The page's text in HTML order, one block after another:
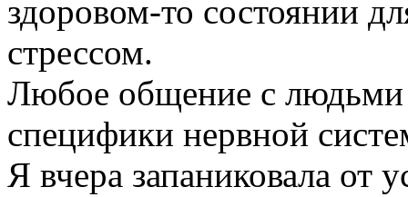
здоровом-то состоянии
стрессом.
Любое общение с людьми
специфики нервной
Я вчера запаниковала от